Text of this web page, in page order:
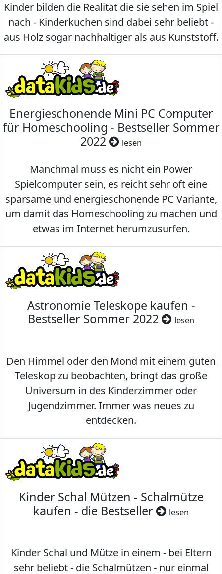
Kinder bilden die Realität die sie sehen im Spiel
nach - Kinderküchen sind dabei sehr beliebt -
aus Holz sogar nachhaltiger als aus Kunststoff.
Energieschonende Mini PC Computer
für Homeschooling - Bestseller Sommer
2022
lesen
Manchmal muss es nicht ein Power
Spielcomputer sein, es reicht sehr oft eine
sparsame und energieschonende PC Variante,
um damit das Homeschooling zu machen und
etwas im Internet herumzusurfen.
Astronomie Teleskope kaufen -
Bestseller Sommer 2022
lesen
Den Himmel oder den Mond mit einem guten
Teleskop zu beobachten, bringt das große
Universum in des Kinderzimmer oder
Jugendzimmer. Immer was neues zu
entdecken.
Kinder Schal Mützen - Schalmütze
kaufen - die Bestseller
lesen
Kinder Schal und Mütze in einem - bei Eltern
sehr beliebt - die Schalmützen - nur einmal